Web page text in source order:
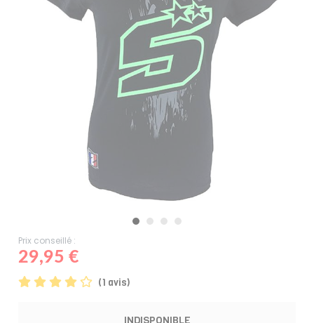
Prix conseillé :
29,95 €
(1 avis)
INDISPONIBLE